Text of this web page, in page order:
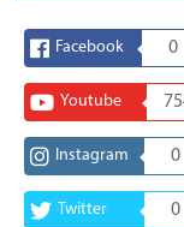
Facebook 0
Youtube
Instagram 0
Twitter 0